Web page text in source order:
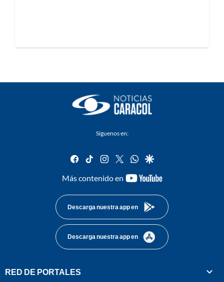
Síguenos en:
facebook
tiktok instagram
twitterwhatsapp
google
Más contenido en
youtube-
Descarga nuestra app en
Descarga nuestra app en
RED DE PORTALES